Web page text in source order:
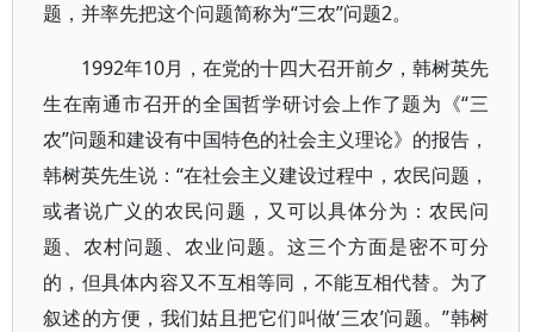
题，并率先把这个问题简称为“三农”问题2。
1992年10月，在党的十四大召开前夕，韩树英先
生在南通市召开的全国哲学研讨会上作了题为《“三
农”问题和建设有中国特色的社会主义理论》的报告，
韩树英先生说：“在社会主义建设过程中，农民问题，
或者说广义的农民问题，又可以具体分为：农民问
题、农村问题、农业问题。这三个方面是密不可分
的，但具体内容又不互相等同，不能互相代替。为了
叙述的方便，我们姑且把它们叫做‘三农’问题。”韩树